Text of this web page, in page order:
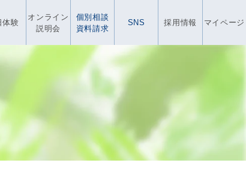
体験
オンライン
説明会
個別相談
資料請求
SNS 採用情報 マイページ